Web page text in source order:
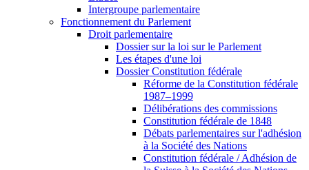
Intergroupe parlementaire
Fonctionnement du Parlement
Droit parlementaire
Dossier sur la loi sur le Parlement
Les étapes d'une loi
Dossier Constitution fédérale
Réforme de la Constitution fédérale
1987–1999
Délibérations des commissions
Constitution fédérale de 1848
Débats parlementaires sur l'adhésion
à la Société des Nations
Constitution fédérale / Adhésion de